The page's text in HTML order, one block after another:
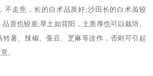
不走蔸，长的白术品质好;沙田长的白术虽较
质也较差;旱土如背阳，土质厚也可以栽培。
铃薯、辣椒、蚕豆、芝麻等连作，否则可引起
。